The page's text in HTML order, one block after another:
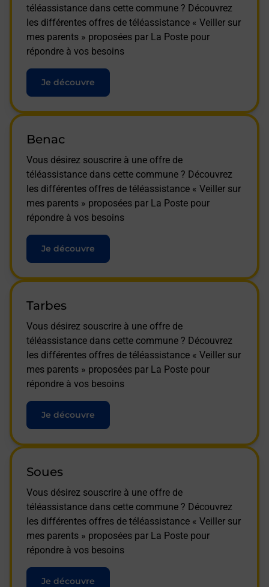
téléassistance dans cette commune ? Découvrez
les différentes offres de téléassistance « Veiller sur
mes parents » proposées par La Poste pour
répondre à vos besoins
Je découvre
Benac
Vous désirez souscrire à une offre de
téléassistance dans cette commune ? Découvrez
les différentes offres de téléassistance « Veiller sur
mes parents » proposées par La Poste pour
répondre à vos besoins
Je découvre
Tarbes
Vous désirez souscrire à une offre de
téléassistance dans cette commune ? Découvrez
les différentes offres de téléassistance « Veiller sur
mes parents » proposées par La Poste pour
répondre à vos besoins
Je découvre
Soues
Vous désirez souscrire à une offre de
téléassistance dans cette commune ? Découvrez
les différentes offres de téléassistance « Veiller sur
mes parents » proposées par La Poste pour
répondre à vos besoins
Je découvre